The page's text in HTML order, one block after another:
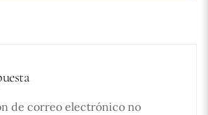
de correo electrónico no